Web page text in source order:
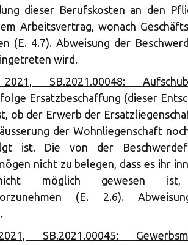
dieser Berufskosten an den
Arbeitsvertrag, wonach
(E. 4.7). Abweisung der
wird.
SB.2021.00048:
Ersatzbeschaffung (dieser
ob der Erwerb der
der Wohnliegenschaft
ist. Die von der
nicht zu belegen, dass es ihr
nicht möglich gewesen
(E. 2.6).